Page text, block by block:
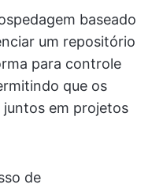
baseado
um repositório
para controle
que os
em projetos
de